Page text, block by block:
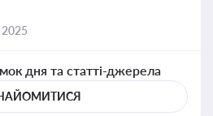
2025
дня та статті-джерела